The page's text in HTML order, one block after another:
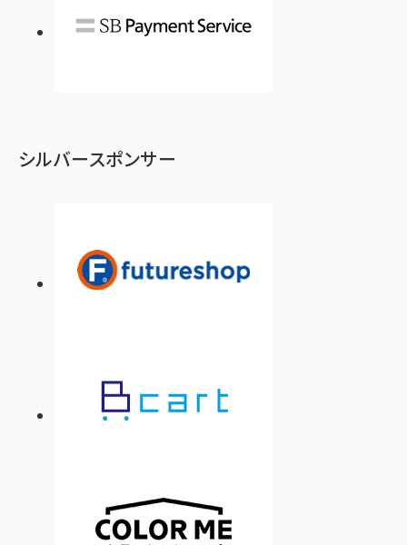
シルバースポンサー